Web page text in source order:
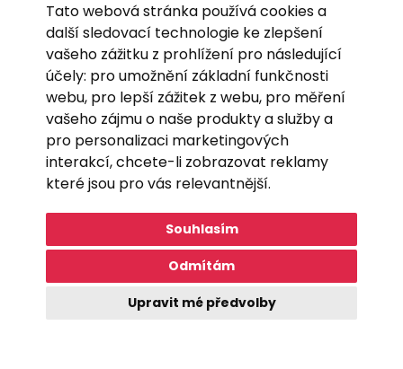
Tato webová stránka používá cookies a
další sledovací technologie ke zlepšení
vašeho zážitku z prohlížení pro následující
účely: pro umožnění základní funkčnosti
webu, pro lepší zážitek z webu, pro měření
vašeho zájmu o naše produkty a služby a
pro personalizaci marketingových
interakcí,chcete-li zobrazovat reklamy
které jsou pro vás relevantnější.
Souhlasím
Odmítám
Upravit mé předvolby
Rezervovat
Nejčastější dotazy
ohledně platby